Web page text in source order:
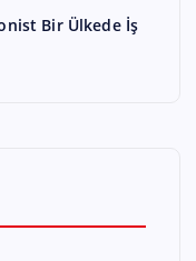
Bir Ülkede İş